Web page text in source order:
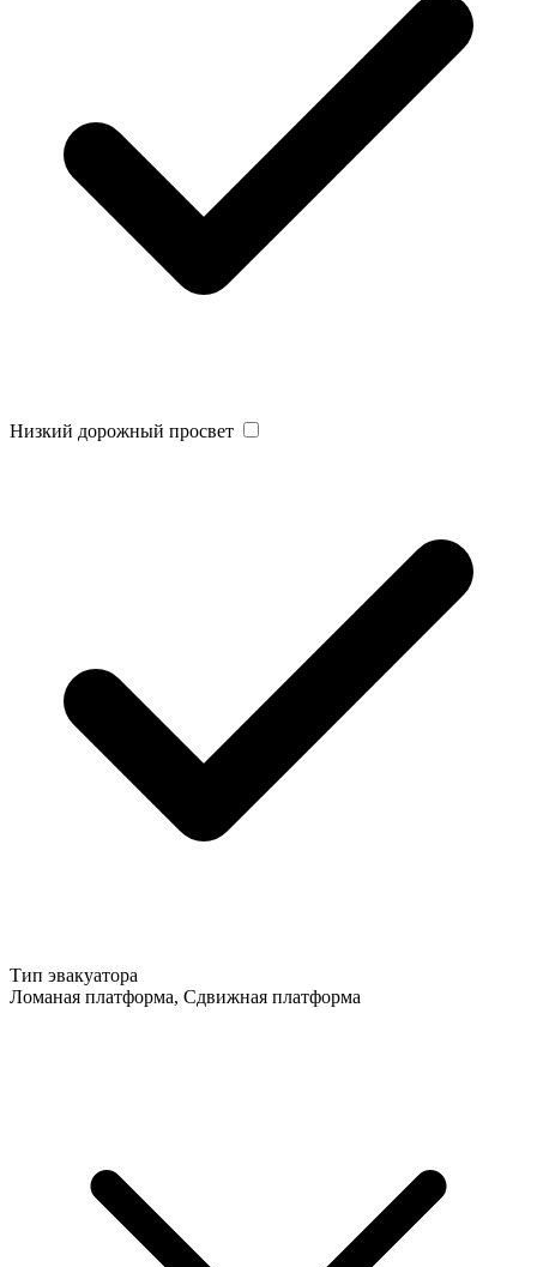
Низкий дорожный просвет
Тип эвакуатора
Ломаная платформа, Сдвижная платформа